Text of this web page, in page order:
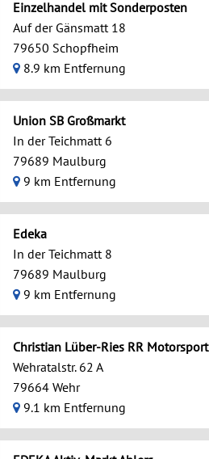
Einzelhandel mit Sonderposten
Auf der Gänsmatt 18
79650 Schopfheim
8.9 km Entfernung
Union SB Großmarkt
In der Teichmatt 6
79689 Maulburg
9 km Entfernung
Edeka
In der Teichmatt 8
79689 Maulburg
9 km Entfernung
Christian Lüber-Ries RR Motorsport
Wehratalstr. 62 A
79664 Wehr
9.1 km Entfernung